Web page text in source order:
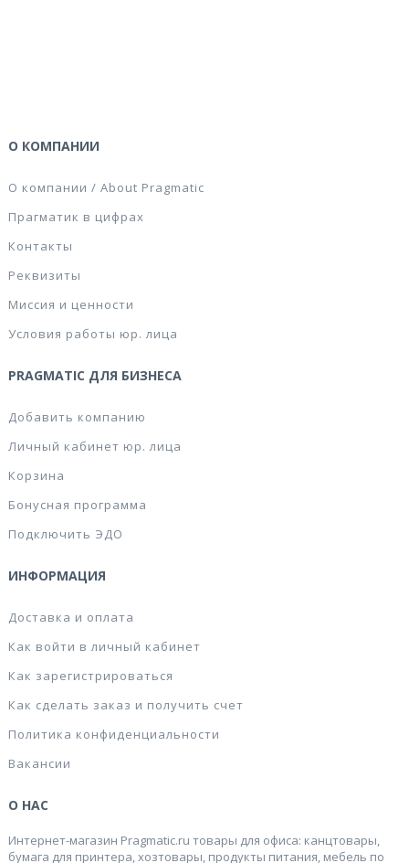
О КОМПАНИИ
О компании / About Pragmatic
Прагматик в цифрах
Контакты
Реквизиты
Миссия и ценности
Условия работы юр. лица
PRAGMATIC ДЛЯ БИЗНЕСА
Добавить компанию
Личный кабинет юр. лица
Корзина
Бонусная программа
Подключить ЭДО
ИНФОРМАЦИЯ
Доставка и оплата
Как войти в личный кабинет
Как зарегистрироваться
Как сделать заказ и получить счет
Политика конфиденциальности
Вакансии
О НАС
Интернет-магазин Pragmatic.ru товары для офиса: канцтовары,
бумага для принтера, хозтовары, продукты питания, мебель по